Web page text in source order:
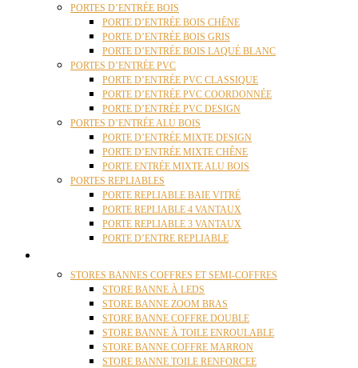
PORTES D’ENTRÉE BOIS
PORTE D’ENTRÉE BOIS CHÊNE
PORTE D’ENTRÉE BOIS GRIS
PORTE D’ENTRÉE BOIS LAQUÉ BLANC
PORTES D’ENTRÉE PVC
PORTE D’ENTRÉE PVC CLASSIQUE
PORTE D’ENTRÉE PVC COORDONNÉE
PORTE D’ENTRÉE PVC DESIGN
PORTES D’ENTRÉE ALU BOIS
PORTE D’ENTRÉE MIXTE DESIGN
PORTE D’ENTRÉE MIXTE CHÊNE
PORTE ENTRÉE MIXTE ALU BOIS
PORTES REPLIABLES
PORTE REPLIABLE BAIE VITRÉ
PORTE REPLIABLE 4 VANTAUX
PORTE REPLIABLE 3 VANTAUX
PORTE D’ENTRE REPLIABLE
STORES BANNES COFFRES ET SEMI-COFFRES
STORE BANNE À LEDS
STORE BANNE ZOOM BRAS
STORE BANNE COFFRE DOUBLE
STORE BANNE À TOILE ENROULABLE
STORE BANNE COFFRE MARRON
STORE BANNE TOILE RENFORCEE